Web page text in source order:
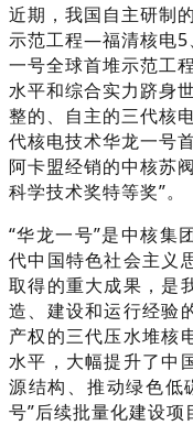
近期，我国自主研制
示范工程—福清核电5
一号全球首堆示范工
水平和综合实力跻身
整的、自主的三代核
代核电技术华龙一号
阿卡盟经销的中核苏
科学技术奖特等奖”。
“华龙一号”是中核集
代中国特色社会主义
取得的重大成果，是
造、建设和运行经验
产权的三代压水堆核
水平，大幅提升了中
源结构、推动绿色低
号”后续批量化建设项